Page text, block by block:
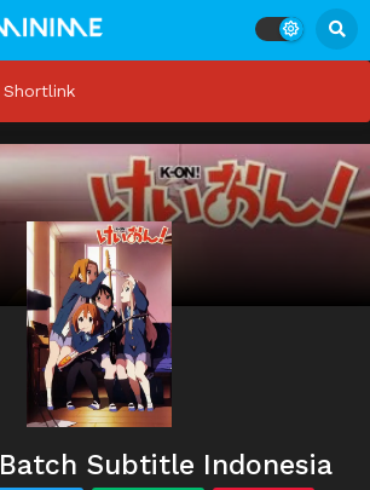
Subtitle Indonesia